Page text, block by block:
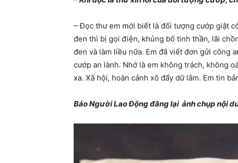
– Đọc thư em mới biết là đối tượng cướp giật
đen thì bị gọi điện, khủng bố tinh thần, lãi
đen và làm liều nữa. Em đã viết đơn gửi công
cướp an lành. Nhớ là em không trách, không
xa. Xã hội, hoàn cảnh xô đẩy dữ lắm. Em tin
Báo Người Lao Động đăng lại ảnh chụp nội